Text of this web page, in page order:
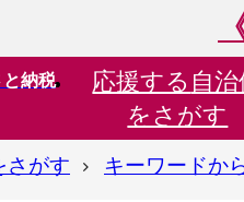
納税 応援する 自治
をさがす
さがす キーワードか